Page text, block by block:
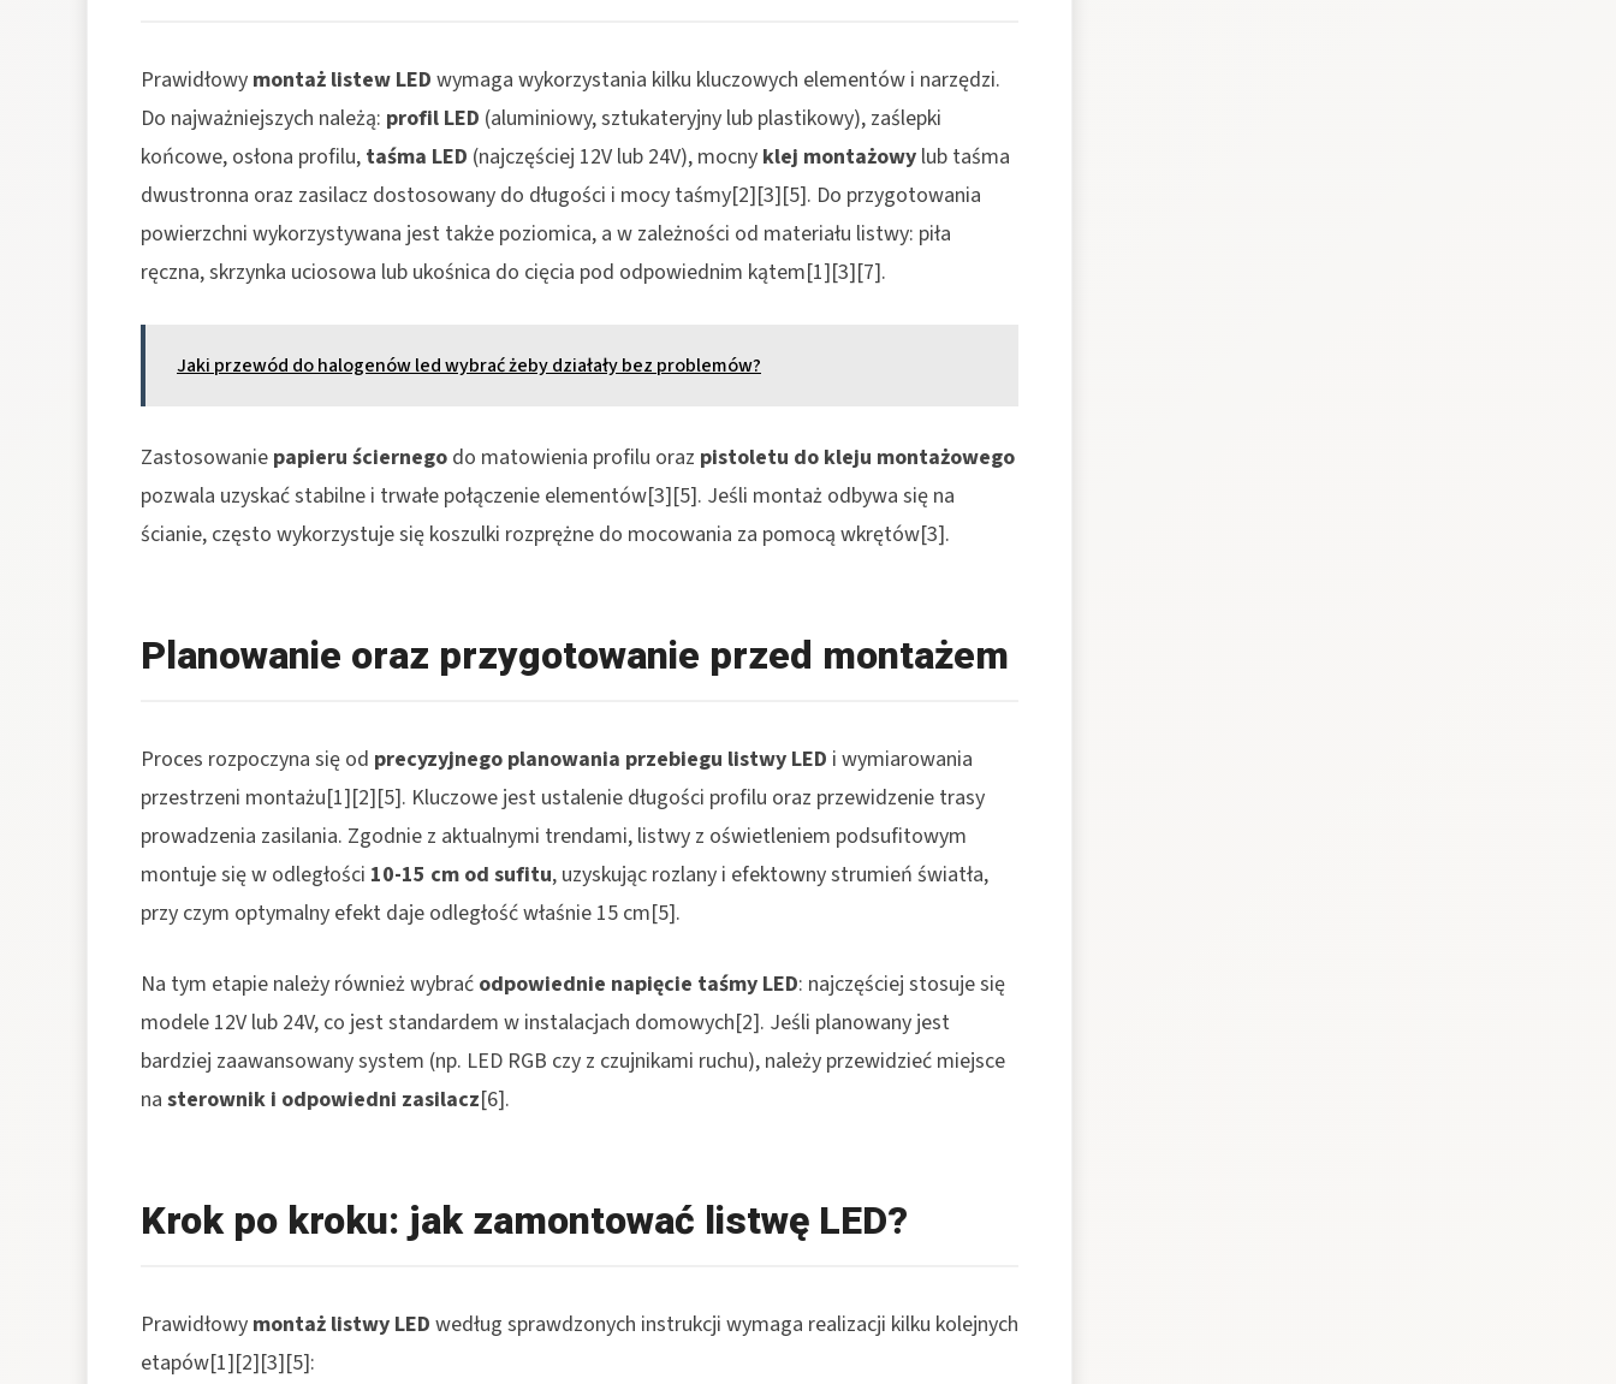
Prawidłowy montaż listew LED wymaga wykorzystania kilku kluczowych elementów i narzędzi.
Do najważniejszych należą: profil LED (aluminiowy, sztukateryjny lub plastikowy), zaślepki
końcowe, osłona profilu, taśma LED (najczęściej 12V lub 24V), mocny klej montażowy lub taśma
dwustronna oraz zasilacz dostosowany do długości i mocy taśmy[2][3][5]. Do przygotowania
powierzchni wykorzystywana jest także poziomica, a w zależności od materiału listwy: piła
ręczna, skrzynka uciosowa lub ukośnica do cięcia pod odpowiednim kątem[1][3][7].
Jaki przewód do halogenów led wybrać żeby działały bez problemów?
Zastosowanie papieru ściernego do matowienia profilu oraz pistoletu do kleju montażowego
pozwala uzyskać stabilne i trwałe połączenie elementów[3][5]. Jeśli montaż odbywa się na
ścianie, często wykorzystuje się koszulki rozprężne do mocowania za pomocą wkrętów[3].
Planowanie oraz przygotowanie przed montażem
Proces rozpoczyna się od precyzyjnego planowania przebiegu listwy LED i wymiarowania
przestrzeni montażu[1][2][5]. Kluczowe jest ustalenie długości profilu oraz przewidzenie trasy
prowadzenia zasilania. Zgodnie z aktualnymi trendami, listwy z oświetleniem podsufitowym
montuje się w odległości 10-15 cm od sufitu, uzyskując rozlany i efektowny strumień światła,
przy czym optymalny efekt daje odległość właśnie 15 cm[5].
Na tym etapie należy również wybrać odpowiednie napięcie taśmy LED: najczęściej stosuje się
modele 12V lub 24V, co jest standardem w instalacjach domowych[2]. Jeśli planowany jest
bardziej zaawansowany system (np. LED RGB czy z czujnikami ruchu), należy przewidzieć miejsce
na sterownik i odpowiedni zasilacz[6].
Krok po kroku: jak zamontować listwę LED?
Prawidłowy montaż listwy LED według sprawdzonych instrukcji wymaga realizacji kilku kolejnych
etapów[1][2][3][5]: